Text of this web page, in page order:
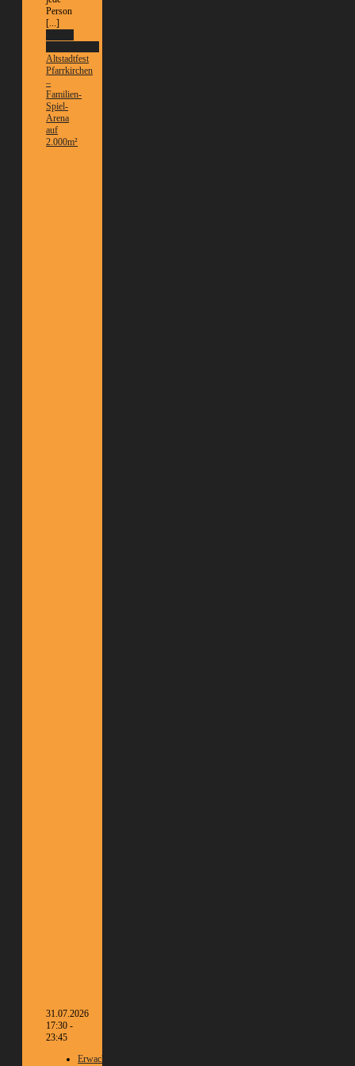
Person
[...]
Altstadtfest
Pfarrkirchen
–
Familien-
Spiel-
Arena
auf
2.000m²
31.07.2026
17:30 -
23:45
Erwachsene